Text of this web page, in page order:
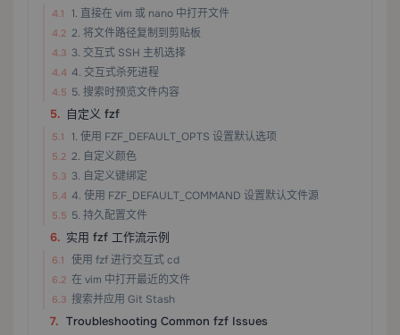
1. 直接在 vim 或 nano 中打开文件
2. 将文件路径复制到剪贴板
3. 交互式 SSH 主机选择
4. 交互式杀死进程
5. 搜索时预览文件内容
自定义 fzf
1. 使用 FZF_DEFAULT_OPTS 设置默认选项
2. 自定义颜色
3. 自定义键绑定
4. 使用 FZF_DEFAULT_COMMAND 设置默认文件源
5. 持久配置文件
实用 fzf 工作流示例
使用 fzf 进行交互式 cd
在 vim 中打开最近的文件
搜索并应用 Git Stash
Troubleshooting Common fzf Issues